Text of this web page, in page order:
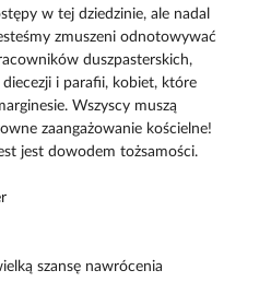
w tej dziedzinie, ale nadal
zmuszeni odnotowywać
duszpasterskich,
i parafii, kobiet, które
Wszyscy muszą
zaangażowanie kościelne!
jest dowodem tożsamości.
szansę nawrócenia